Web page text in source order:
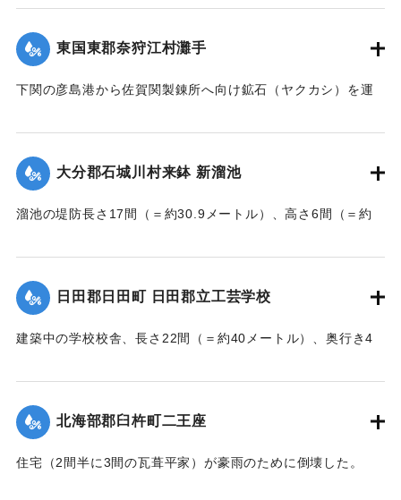
｜固有コード: 002680194
東国東郡奈狩江村灘手
下関の彦島港から佐賀関製錬所へ向け鉱石（ヤクカシ）を運
江村の漁業組合の2人が発見し、消防組と協力、現場へ決死者
7人選抜し現場へ急行させ、辛うじて救助した。
【出典：大分新聞 大正7年7月16日7面（15日夕刊）】
大分郡石城川村来鉢 新溜池
溜池の堤防長さ17間（＝約30.9メートル）、高さ6間（＝約
額は2000円の見込み。
【出典：大分新聞 大正7年7月16日7面（15日夕刊）】
｜固有コード: 002680196
日田郡日田町 日田郡立工芸学校
建築中の学校校舎、長さ22間（＝約40メートル）、奥行き4
校舎は6分方しか竣成しておらず、損害は軽微だった。
【出典：大分新聞 大正7年7月16日7面（15日夕刊）】
｜固有コード: 002680197
北海部郡臼杵町二王座
住宅（2間半に3間の瓦葺平家）が豪雨のために倒壊した。